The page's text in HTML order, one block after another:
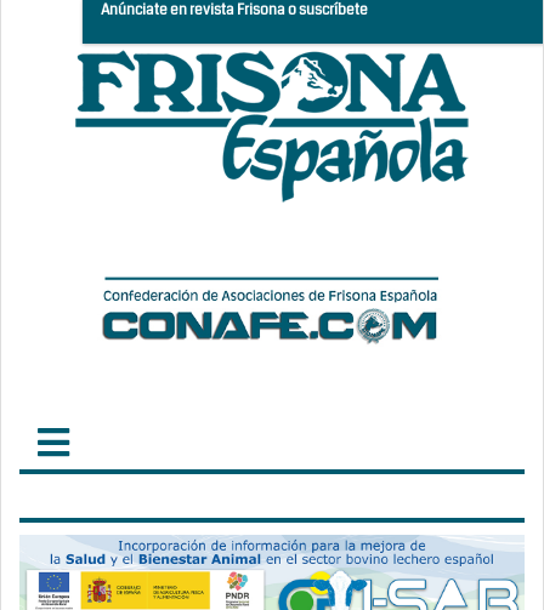
Anúnciate en revista Frisona o suscríbete